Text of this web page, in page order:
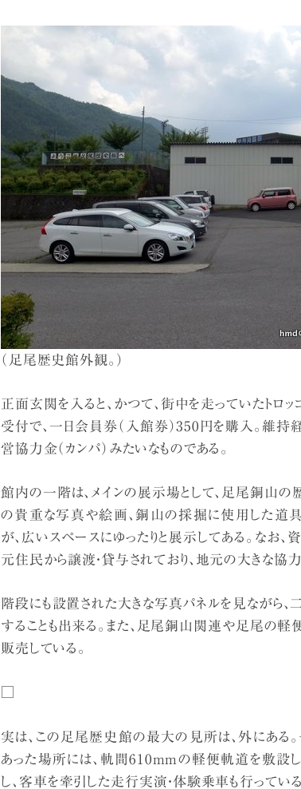
（足尾歴史館外観。）
正面玄関を入ると、かつて、街中を走っていたトロ
受付で、一日会員券（入館券）350円を購入。維持
営協力金（カンパ）みたいなものである。
館内の一階は、メインの展示場として、足尾銅山
の貴重な写真や絵画、銅山の採掘に使用した道
が、広いスペースにゆったりと展示してある。なお
元住民から譲渡・貸与されており、地元の大きな協力
階段にも設置された大きな写真パネルを見ながら、
することも出来る。また、足尾銅山関連や足尾の
販売している。
実は、この足尾歴史館の最大の見所は、外にある。
あった場所には、軌間610mmの軽便軌道を敷設
し、客車を牽引した走行実演・体験乗車も行ってい